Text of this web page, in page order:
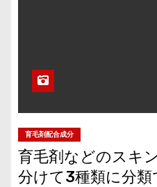
育毛剤配合成分
育毛剤などのスキ
分けて3種類に分類